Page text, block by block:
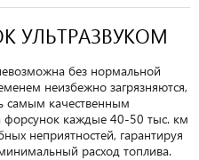
УЛЬТРАЗВУКОМ
без нормальной
неизбежно загрязняются,
самым качественным
форсунок каждые 40-50 тыс. км
неприятностей, гарантируя
расход топлива.